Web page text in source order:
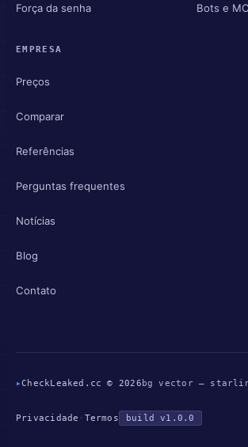
Força da senha Bots e
EMPRESA
Preços
Comparar
Referências
Perguntas frequentes
Notícias
Blog
Contato
▸CheckLeaked.cc © 2026 bg vector —
Privacidade · Termos build v1.0.0